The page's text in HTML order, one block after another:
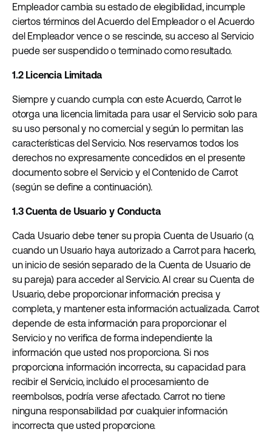
Empleador cambia su estado de elegibilidad, incumple
ciertos términos del Acuerdo del Empleador o el Acuerdo
del Empleador vence o se rescinde, su acceso al Servicio
puede ser suspendido o terminado como resultado.
1.2 Licencia Limitada
Siempre y cuando cumpla con este Acuerdo, Carrot le
otorga una licencia limitada para usar el Servicio solo para
su uso personal y no comercial y según lo permitan las
características del Servicio. Nos reservamos todos los
derechos no expresamente concedidos en el presente
documento sobre el Servicio y el Contenido de Carrot
(según se define a continuación).
1.3 Cuenta de Usuario y Conducta
Cada Usuario debe tener su propia Cuenta de Usuario (o,
cuando un Usuario haya autorizado a Carrot para hacerlo,
un inicio de sesión separado de la Cuenta de Usuario de
su pareja) para acceder al Servicio. Al crear su Cuenta de
Usuario, debe proporcionar información precisa y
completa, y mantener esta información actualizada. Carrot
depende de esta información para proporcionar el
Servicio y no verifica de forma independiente la
información que usted nos proporciona. Si nos
proporciona información incorrecta, su capacidad para
recibir el Servicio, incluido el procesamiento de
reembolsos, podría verse afectado. Carrot no tiene
ninguna responsabilidad por cualquier información
incorrecta que usted proporcione.